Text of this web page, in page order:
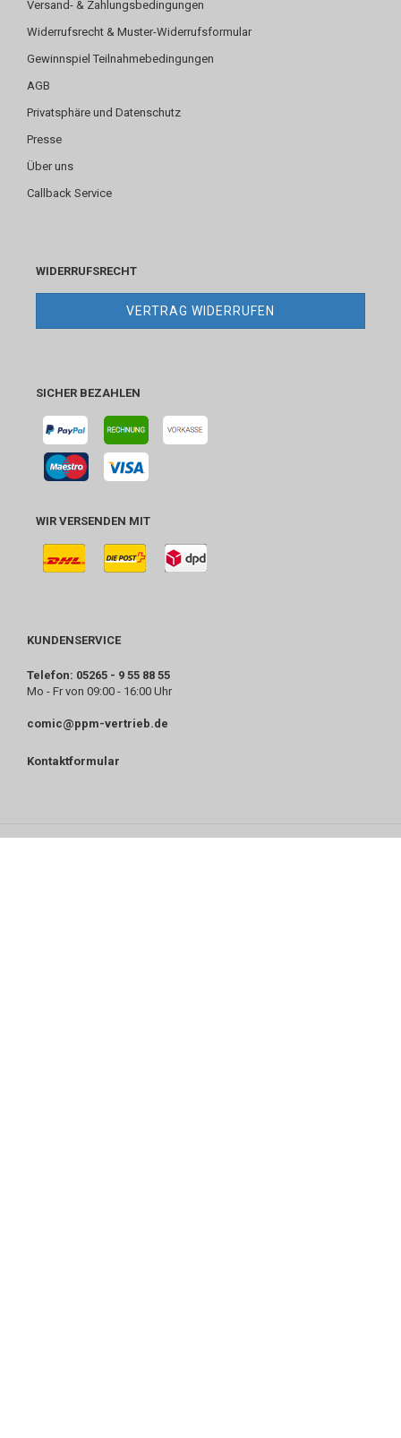
Versand- & Zahlungsbedingungen
Widerrufsrecht & Muster-Widerrufsformular
Gewinnspiel Teilnahmebedingungen
AGB
Privatsphäre und Datenschutz
Presse
Über uns
Callback Service
WIDERRUFSRECHT
VERTRAG WIDERRUFEN
SICHER BEZAHLEN
WIR VERSENDEN MIT
KUNDENSERVICE
Telefon: 05265 - 9 55 88 55
Mo - Fr von 09:00 - 16:00 Uhr
comic@ppm-vertrieb.de
Kontaktformular